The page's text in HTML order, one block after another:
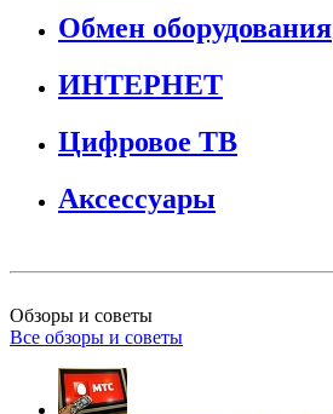
Обмен оборудования
ИНТЕРНЕТ
Цифровое ТВ
Аксессуары
Обзоры и советы
Все обзоры и советы